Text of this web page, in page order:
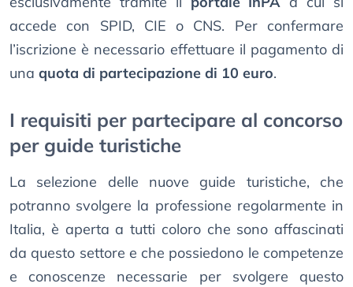
accede con SPID, CIE o CNS. Per confermare
l’iscrizione è necessario effettuare il pagamento di
una quota di partecipazione di 10 euro.
I requisiti per partecipare al concorso
per guide turistiche
La selezione delle nuove guide turistiche, che
potranno svolgere la professione regolarmente in
Italia, è aperta a tutti coloro che sono affascinati
da questo settore e che possiedono le competenze
e conoscenze necessarie per svolgere questo